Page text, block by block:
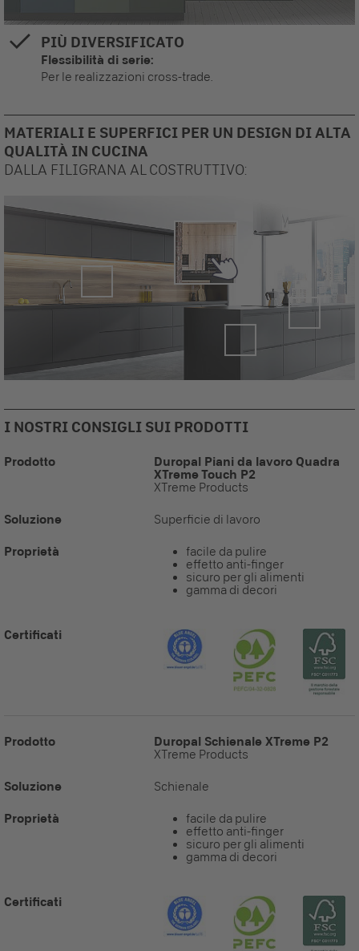
PIÙ DIVERSIFICATO
Flessibilità di serie:
Per le realizzazioni cross-trade.
MATERIALI E SUPERFICI PER UN DESIGN DI ALTA
QUALITÀ IN CUCINA
DALLA FILIGRANA AL COSTRUTTIVO:
I NOSTRI CONSIGLI SUI PRODOTTI
Prodotto
Duropal Piani da lavoro Quadra
XTreme Touch P2
XTreme Products
Soluzione Superficie di lavoro
Proprietà
facile da pulire
effetto anti-finger
sicuro per gli alimenti
gamma di decori
Certificati
Prodotto Duropal Schienale XTreme P2
XTreme Products
Soluzione Schienale
Proprietà
facile da pulire
effetto anti-finger
sicuro per gli alimenti
gamma di decori
Certificati